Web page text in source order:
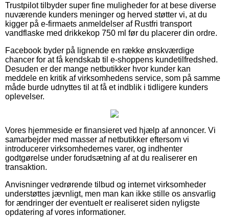
Trustpilot tilbyder super fine muligheder for at bese diverse
nuværende kunders meninger og herved støtter vi, at du
kigger på e-firmaets anmeldelser af Rustfri transport
vandflaske med drikkekop 750 ml før du placerer din ordre.
Facebook byder på lignende en række ønskværdige
chancer for at få kendskab til e-shoppens kundetilfredshed.
Desuden er der mange netbutikker hvor kunder kan
meddele en kritik af virksomhedens service, som på samme
måde burde udnyttes til at få et indblik i tidligere kunders
oplevelser.
Vores hjemmeside er finansieret ved hjælp af annoncer. Vi
samarbejder med masser af netbutikker eftersom vi
introducerer virksomhedernes varer, og indhenter
godtgørelse under forudsætning af at du realiserer en
transaktion.
Anvisninger vedrørende tilbud og internet virksomheder
understøttes jævnligt, men man kan ikke stille os ansvarlig
for ændringer der eventuelt er realiseret siden nyligste
opdatering af vores informationer.